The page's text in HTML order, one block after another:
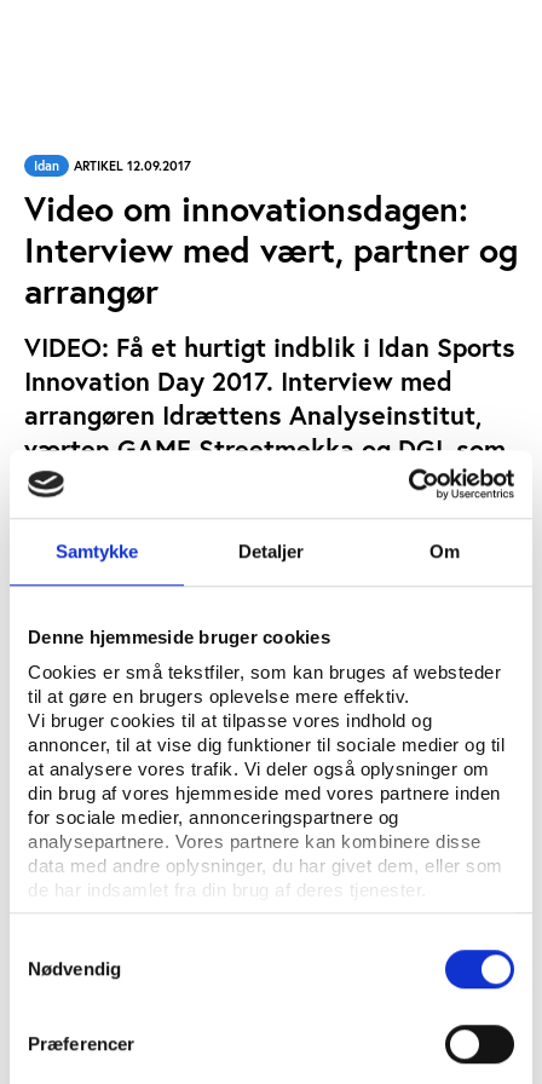
Samtykke Detaljer Om
Denne hjemmeside bruger cookies
Cookies er små tekstfiler, som kan bruges af websteder
til at gøre en brugers oplevelse mere effektiv.
Vi bruger cookies til at tilpasse vores indhold og
annoncer, til at vise dig funktioner til sociale medier og til
at analysere vores trafik. Vi deler også oplysninger om
din brug af vores hjemmeside med vores partnere inden
for sociale medier, annonceringspartnere og
analysepartnere. Vores partnere kan kombinere disse
data med andre oplysninger, du har givet dem, eller som
de har indsamlet fra din brug af deres tjenester.
Nødvendig
Præferencer
Idan ARTIKEL 12.09.2017
Video om innovationsdagen:
Interview med vært, partner og
arrangør
VIDEO: Få et hurtigt indblik i Idan Sports
Innovation Day 2017. Interview med
arrangøren Idrættens Analyseinstitut,
værten GAME Streetmekka og DGI, som
er en af de mange partnere.
Afspilning af video kræver accept af marketing
cookies
ændre dine præferencerher
Se video på Youtube